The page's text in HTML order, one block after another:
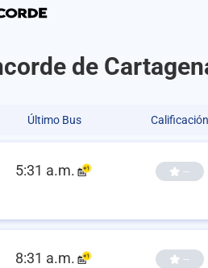
de
Último Bus Calificación
5:31 a.m. --
8:31 a.m. --